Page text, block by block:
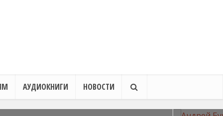
АУДИОКНИГИ НОВОСТИ